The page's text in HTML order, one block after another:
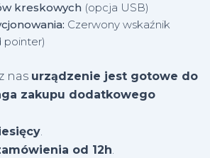
kreskowych (opcja USB)
Czerwony wskaźnik
pointer)
nas urządzenie jest gotowe do
zakupu dodatkowego
.
od 12h.